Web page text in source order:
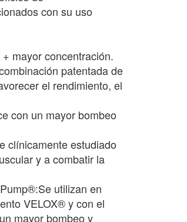
con su uso
mayor concentración.
patentada de
el rendimiento, el
con un mayor bombeo
clínicamente estudiado
y a combatir la
utilizan en
VELOX® y con el
mayor bombeo y